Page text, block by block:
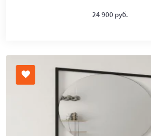
24 900 руб.